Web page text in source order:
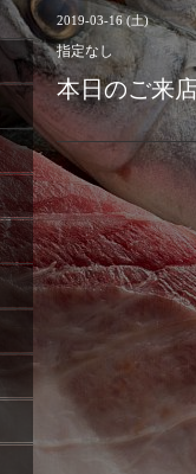
2019-03-16 (土)
指定なし
本日のご来